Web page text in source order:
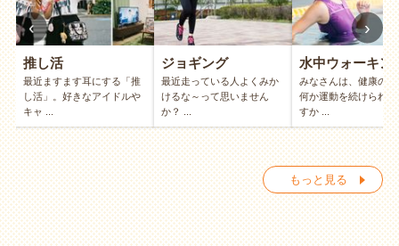
推し活
最近ますます耳にする「推
し活」。好きなアイドルや
キャ ...
ジョギング
最近走っている人よくみか
けるな～って思いません
か？ ...
水中ウォーキン
みなさんは、健康のた
何か運動を続けられて
すか ...
‹ ›
もっと見る